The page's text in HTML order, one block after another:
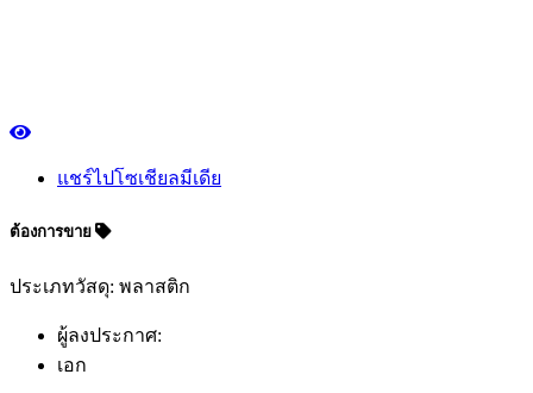
แชร์ไปโซเชียลมีเดีย
ต้องการขาย
ประเภทวัสดุ: พลาสติก
ผู้ลงประกาศ:
เอก